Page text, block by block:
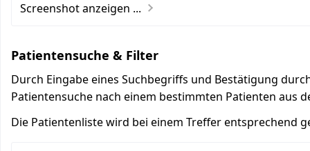
Screenshot anzeigen ...
Patientensuche & Filter
Durch Eingabe eines Suchbegriffs und Bestätigung
Patientensuche nach einem bestimmten Patienten aus
Die Patientenliste wird bei einem Treffer entsprechend